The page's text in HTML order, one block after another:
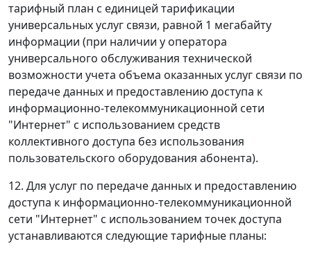
тарифный план с единицей тарификации
универсальных услуг связи, равной 1 мегабайту
информации (при наличии у оператора
универсального обслуживания технической
возможности учета объема оказанных услуг связи по
передаче данных и предоставлению доступа к
информационно-телекоммуникационной сети
"Интернет" с использованием средств
коллективного доступа без использования
пользовательского оборудования абонента).
12. Для услуг по передаче данных и предоставлению
доступа к информационно-телекоммуникационной
сети "Интернет" с использованием точек доступа
устанавливаются следующие тарифные планы: